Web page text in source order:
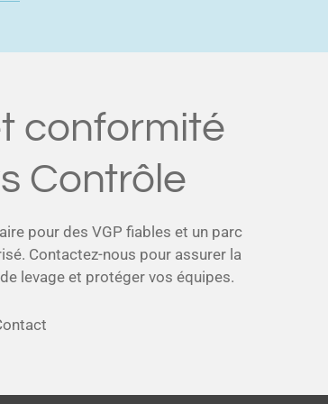
conformité
Contrôle
pour des VGP fiables et un parc
Contactez-nous pour assurer la
levage et protéger vos équipes.